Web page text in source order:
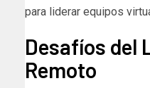
para liderar equipos
Desafíos del
Remoto